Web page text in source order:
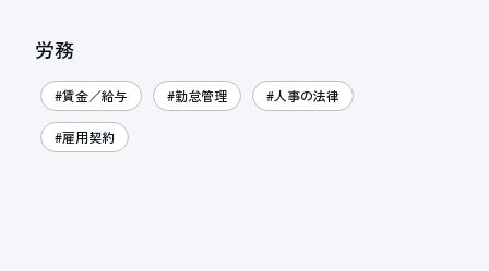
労務
#賃金／給与 #勤怠管理 #人事の法律
#雇用契約